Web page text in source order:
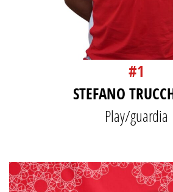
#1
STEFANO
Play/guardia